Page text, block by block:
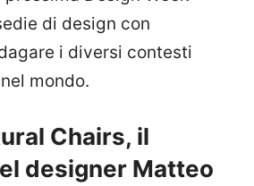
di design con
i diversi contesti
mondo.
Chairs, il
designer Matteo